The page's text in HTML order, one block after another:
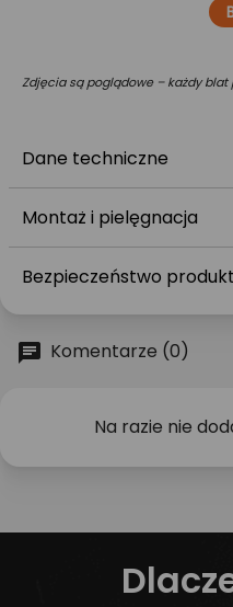
Zdjęcia są poglądowe – każdy blat
Dane techniczne
Montaż i pielęgnacja
Bezpieczeństwo
Komentarze (0)
Na razie nie